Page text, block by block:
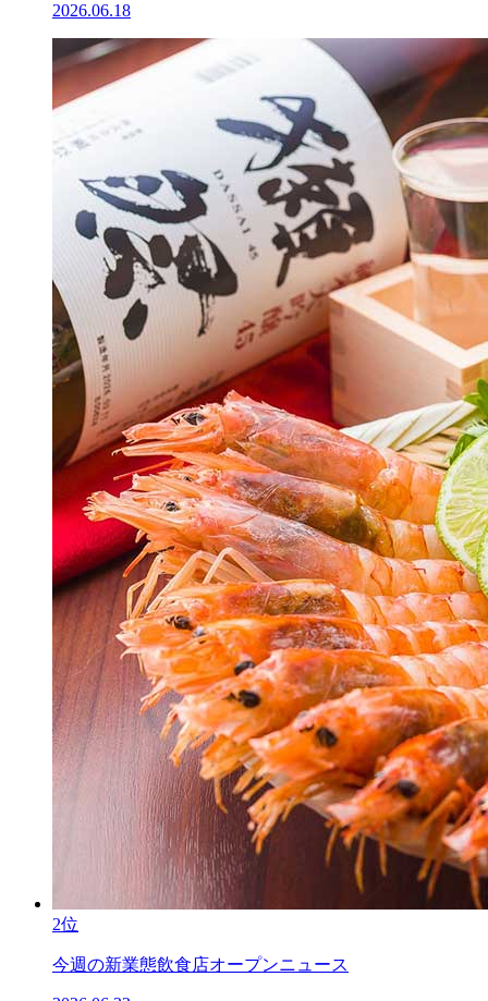
2026.06.18
2位
今週の新業態飲食店オープンニュース